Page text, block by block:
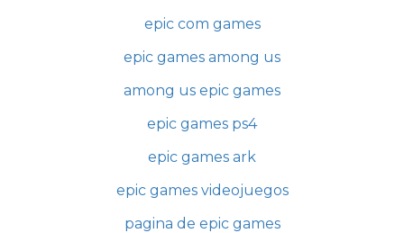
epic com games
epic games among us
among us epic games
epic games ps4
epic games ark
epic games videojuegos
pagina de epic games